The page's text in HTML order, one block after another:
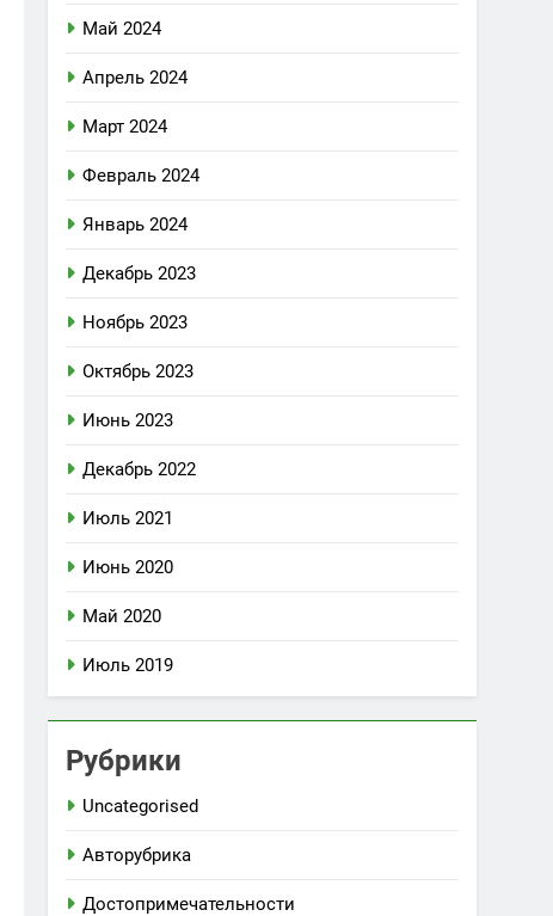
Май 2024
Апрель 2024
Март 2024
Февраль 2024
Январь 2024
Декабрь 2023
Ноябрь 2023
Октябрь 2023
Июнь 2023
Декабрь 2022
Июль 2021
Июнь 2020
Май 2020
Июль 2019
Рубрики
Uncategorised
Авторубрика
Достопримечательности